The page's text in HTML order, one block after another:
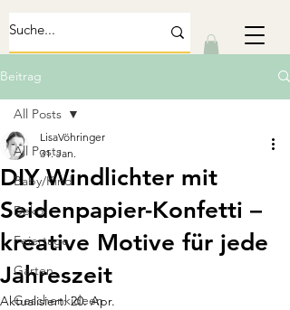
Beitrag
All Posts
Baby/Kind
Deko
Feiertage
Garten
Geschenkideen
All Posts
DIY Windlichter mit
Seidenpapier-Konfetti –
kreative Motive für jede
Jahreszeit
LisaVöhringer
31. Jan.
Aktualisiert:20. Apr.